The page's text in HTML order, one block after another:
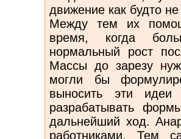
движение как будто
Между тем их
время, когда
нормальный рост
Массы до зарезу
могли бы
выносить эти
разрабатывать
дальнейший ход.
работниками. Тем